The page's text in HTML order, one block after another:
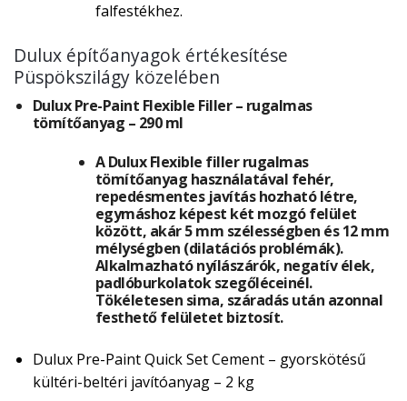
falfestékhez.
Dulux építőanyagok értékesítése
Püspökszilágy közelében
Dulux Pre-Paint Flexible Filler – rugalmas
tömítőanyag – 290 ml
A Dulux Flexible filler rugalmas
tömítőanyag használatával fehér,
repedésmentes javítás hozható létre,
egymáshoz képest két mozgó felület
között, akár 5 mm szélességben és 12 mm
mélységben (dilatációs problémák).
Alkalmazható nyílászárók, negatív élek,
padlóburkolatok szegőléceinél.
Tökéletesen sima, száradás után azonnal
festhető felületet biztosít.
Dulux Pre-Paint Quick Set Cement – gyorskötésű
kültéri-beltéri javítóanyag – 2 kg